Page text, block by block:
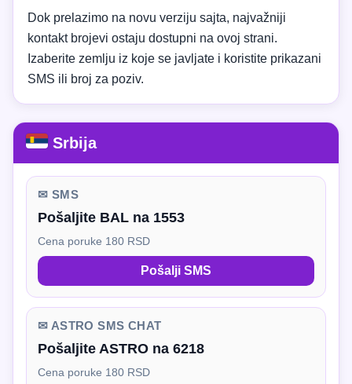
Dok prelazimo na novu verziju sajta, najvažniji
kontakt brojevi ostaju dostupni na ovoj strani.
Izaberite zemlju iz koje se javljate i koristite prikazani
SMS ili broj za poziv.
Srbija
✉ SMS
Pošaljite BAL na 1553
Cena poruke 180 RSD
Pošalji SMS
✉ ASTRO SMS CHAT
Pošaljite ASTRO na 6218
Cena poruke 180 RSD